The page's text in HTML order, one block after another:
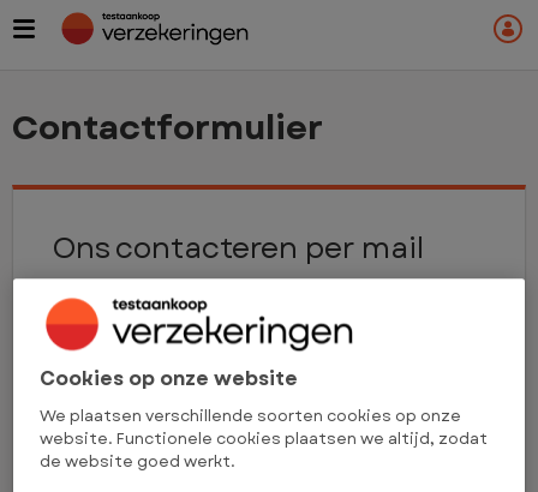
to
Contactformulier
Ons contacteren per mail
Voornaam
Naam
Cookies op onze website
We plaatsen verschillende soorten cookies op onze
website. Functionele cookies plaatsen we altijd, zodat
de website goed werkt.